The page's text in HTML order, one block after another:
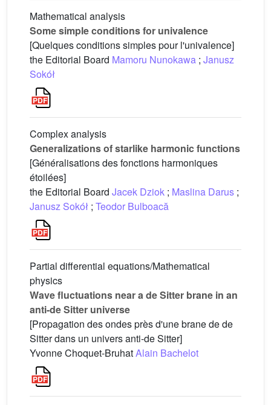
Mathematical analysis
Some simple conditions for univalence
[Quelques conditions simples pour l'univalence]
the Editorial Board Mamoru Nunokawa ; Janusz
Sokół
Complex analysis
Generalizations of starlike harmonic functions
[Généralisations des fonctions harmoniques
étoilées]
the Editorial Board Jacek Dziok ; Maslina Darus ;
Janusz Sokół ; Teodor Bulboacă
Partial differential equations/Mathematical
physics
Wave fluctuations near a de Sitter brane in an
anti-de Sitter universe
[Propagation des ondes près d'une brane de de
Sitter dans un univers anti-de Sitter]
Yvonne Choquet-BruhatAlain Bachelot